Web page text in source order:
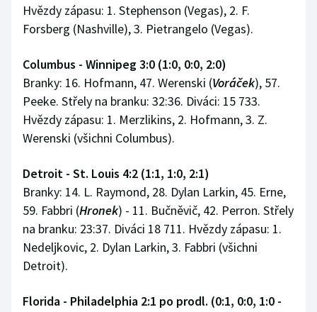
Hvězdy zápasu: 1. Stephenson (Vegas), 2. F.
Forsberg (Nashville), 3. Pietrangelo (Vegas).
Columbus - Winnipeg 3:0 (1:0, 0:0, 2:0)
Branky: 16. Hofmann, 47. Werenski (Voráček), 57.
Peeke. Střely na branku: 32:36. Diváci: 15 733.
Hvězdy zápasu: 1. Merzlikins, 2. Hofmann, 3. Z.
Werenski (všichni Columbus).
Detroit - St. Louis 4:2 (1:1, 1:0, 2:1)
Branky: 14. L. Raymond, 28. Dylan Larkin, 45. Erne,
59. Fabbri (Hronek) - 11. Bučněvič, 42. Perron. Střely
na branku: 23:37. Diváci 18 711. Hvězdy zápasu: 1.
Nedeljkovic, 2. Dylan Larkin, 3. Fabbri (všichni
Detroit).
Florida - Philadelphia 2:1 po prodl. (0:1, 0:0, 1:0 -